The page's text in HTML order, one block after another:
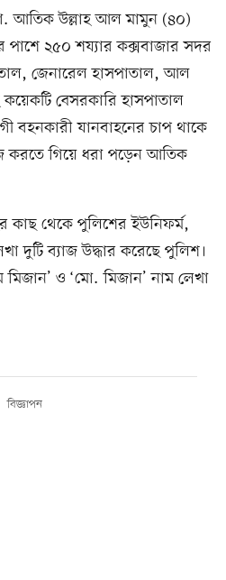
আতিক উল্লাহ আল মামুন (৪০)
পাশে ২৫০ শয্যার কক্সবাজার সদর
জেনারেল হাসপাতাল, আল
বেসরকারি হাসপাতাল
বহনকারী যানবাহনের চাপ থাকে
করতে গিয়ে ধরা পড়েন আতিক
কাছ থেকে পুলিশের ইউনিফর্ম,
দুটি ব্যাজ উদ্ধার করেছে পুলিশ।
ও ‘মো. মিজান’ নাম লেখা
বিজ্ঞাপন